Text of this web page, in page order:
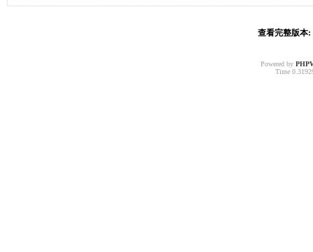
查看完整版本
Powered by
Time